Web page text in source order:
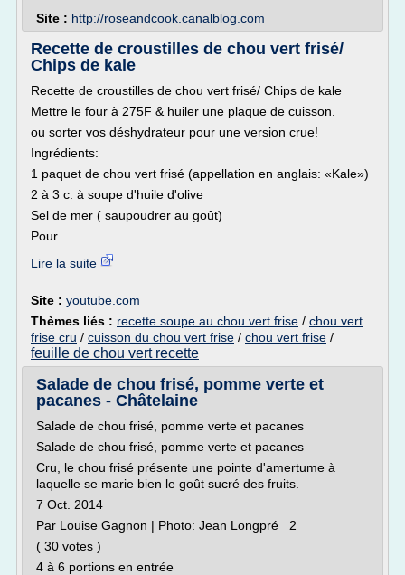
Site : http://roseandcook.canalblog.com
Recette de croustilles de chou vert frisé/
Chips de kale
Recette de croustilles de chou vert frisé/ Chips de kale
Mettre le four à 275F & huiler une plaque de cuisson.
ou sorter vos déshydrateur pour une version crue!
Ingrédients:
1 paquet de chou vert frisé (appellation en anglais: «Kale»)
2 à 3 c. à soupe d'huile d'olive
Sel de mer ( saupoudrer au goût)
Pour...
Lire la suite
Site : youtube.com
Thèmes liés : recette soupe au chou vert frise / chou vert
frise cru / cuisson du chou vert frise / chou vert frise /
feuille de chou vert recette
Salade de chou frisé, pomme verte et
pacanes - Châtelaine
Salade de chou frisé, pomme verte et pacanes
Salade de chou frisé, pomme verte et pacanes
Cru, le chou frisé présente une pointe d'amertume à
laquelle se marie bien le goût sucré des fruits.
7 Oct. 2014
Par Louise Gagnon | Photo: Jean Longpré 2
( 30 votes )
4 à 6 portions en entrée